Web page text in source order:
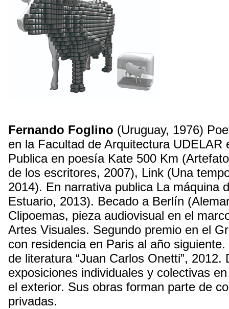
Fernando Foglino (Uruguay, 1976)
en la Facultad de Arquitectura UDELAR
Publica en poesía Kate 500 Km
de los escritores, 2007), Link (Una
2014). En narrativa publica La máquina
Estuario, 2013). Becado a Berlín
Clipoemas, pieza audiovisual en el
Artes Visuales. Segundo premio en el
con residencia en Paris al año
de literatura “Juan Carlos Onetti”, 2012.
exposiciones individuales y colectivas
el exterior. Sus obras forman parte de
privadas.